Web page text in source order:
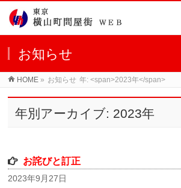
お知らせ
HOME » お知らせ 年: <span>2023年</span>
年別アーカイブ: 2023年
お詫びと訂正
2023年9月27日